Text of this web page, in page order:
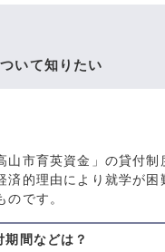
いて知りたい
山市育英資金」の貸付制
済的理由により就学が困
のです。
間などは？